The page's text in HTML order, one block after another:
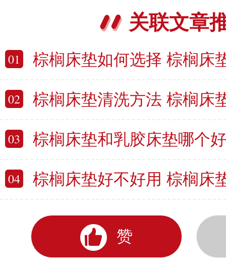
关联文章
01 棕榈床垫如何选择 棕榈床
02 棕榈床垫清洗方法 棕榈床
03 棕榈床垫和乳胶床垫哪个好 棕榈
04 棕榈床垫好不好用 棕榈床
赞